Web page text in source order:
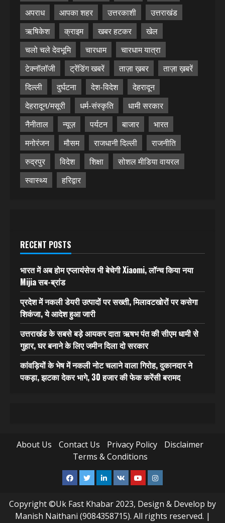
अपराध
आपका शहर उत्तरकाशी
उत्तराखंड
ऋषिकेश
क्राइम खबर हटकर
खेल
चलो चले देवभूमि
चारधाम
चारधाम यात्रा
टेक्नॉलॉजी
ट्रेंडिंग खबरें ताज़ा ख़बर
ताज़ा ख़बरें
दिल्ली
दुर्घटना देश-विदेश
देहरादून
देहरादून/मसूरी
धर्म-संस्कृति
धामी सरकार
नैनीताल
न्यूज़ पर्यटन बाजार
भारत
मनोरंजन
मौसम राजधानी दिल्ली
राजनीति
रुद्रपुर
विदेश शिक्षा
सोशल मीडिया वायरल
स्वास्थ्य
हरिद्वार
RECENT POSTS
भारत में अब होम एप्लायंसेज भी बेचेगी Xiaomi, लॉन्च किया नया
Mijia सब-ब्रांड
प्रदेश में नकली डेयरी उत्पादों पर सख्ती, मिलावटखोरों पर कसेगा
शिकंजा, ये आदेश हुआ जारी
उत्तराखंड के सबसे बड़े आयकर दाता ऋषभ पंत की सीएम धामी से
गुहार, घर बनाने के लिए जमीन दिला दो सरकार
कांवड़ियों के भेष में नकली नोट चलाने वाला गिरोह, दुकानदार ने
पकड़ा, झटका देकर भागे, 30 हजार की फेक करेंसी बरामद
About Us Contact Us Privacy Policy
Disclaimer
Terms & Conditions
Facebook
TwitterLinkedin
VK YoutubeInstagram
Copyright ©Uk Fast Khabar 2023, Design & Develop by
Manish Naithani (9084358715). All rights reserved. |